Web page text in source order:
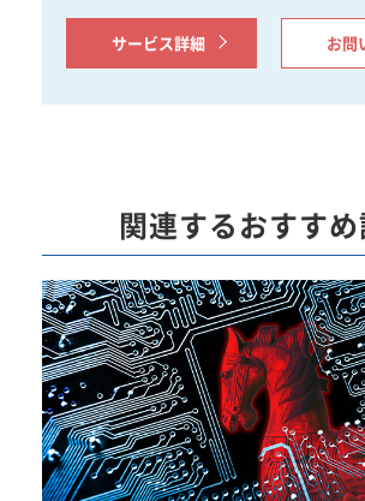
サービス詳細 お問
関連するおすす